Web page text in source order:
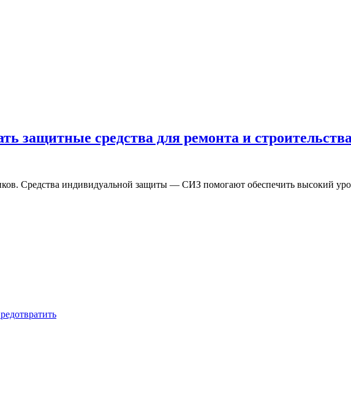
защитные средства для ремонта и строительства
Средства индивидуальной защиты — СИЗ помогают обеспечить высокий